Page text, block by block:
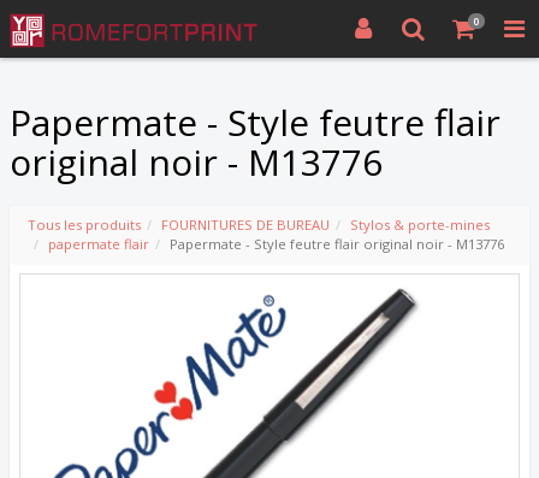
0
Papermate - Style feutre flair
original noir - M13776
Tous les produits FOURNITURES DE BUREAU
Stylos & porte-mines
papermate flair
Papermate - Style feutre flair original noir - M13776